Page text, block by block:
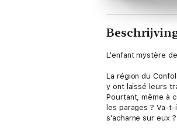
L'enfant mystère
La région du
y ont laissé leurs
Pourtant, même à
les parages ? Va-
s'acharne sur eux ?